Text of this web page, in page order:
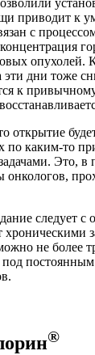
приводит к
с
опухолей.
эти дни тоже
к
открытие
по каким-то
Это, в
следует с
хроническими
не более
под
®